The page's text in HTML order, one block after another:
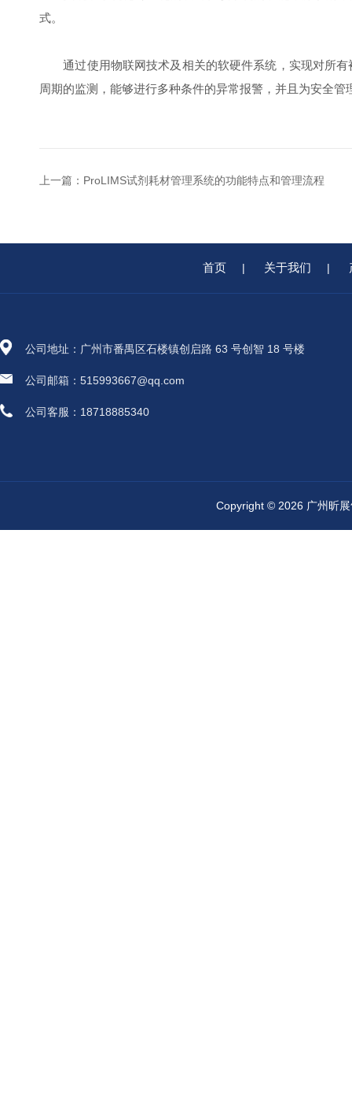
式。
通过使用物联网技术及相关的软硬件系统，实现对所有
周期的监测，能够进行多种条件的异常报警，并且为安全管
上一篇： ProLIMS试剂耗材管理系统的功能特点和管理流程
首页 | 关于我们 |
公司地址：广州市番禺区石楼镇创启路 63 号创智 18 号楼
公司邮箱：515993667@qq.com
公司客服：18718885340
Copyright © 2026 广州昕